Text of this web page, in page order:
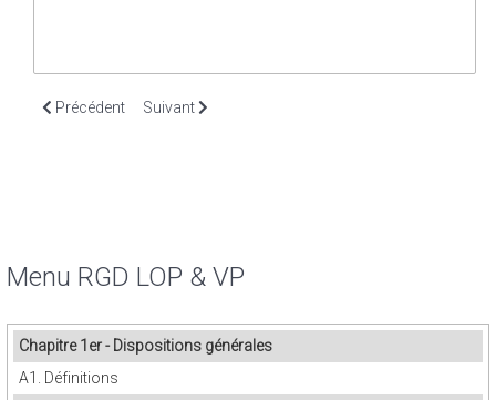
Article précédent : Article 9. Escaliers
Précédent Article suivant : Article 11. Tapis roulants,
Suivant
Menu RGD LOP & VP
Chapitre 1er - Dispositions générales
A1. Définitions